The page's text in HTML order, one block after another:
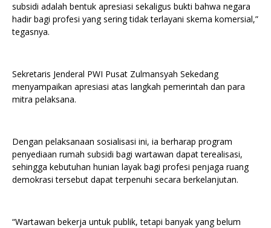
subsidi adalah bentuk apresiasi sekaligus bukti bahwa negara
hadir bagi profesi yang sering tidak terlayani skema komersial,”
tegasnya.
Sekretaris Jenderal PWI Pusat Zulmansyah Sekedang
menyampaikan apresiasi atas langkah pemerintah dan para
mitra pelaksana.
Dengan pelaksanaan sosialisasi ini, ia berharap program
penyediaan rumah subsidi bagi wartawan dapat terealisasi,
sehingga kebutuhan hunian layak bagi profesi penjaga ruang
demokrasi tersebut dapat terpenuhi secara berkelanjutan.
“Wartawan bekerja untuk publik, tetapi banyak yang belum